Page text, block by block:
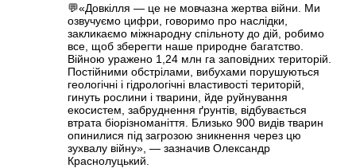
💬«Довкілля — це не мовчазна жертва війни. Ми
озвучуємо цифри, говоримо про наслідки,
закликаємо міжнародну спільноту до дій, робимо
все, щоб зберегти наше природне багатство.
Війною уражено 1,24 млн га заповідних територій.
Постійними обстрілами, вибухами порушуються
геологічні і гідрологічні властивості територій,
гинуть рослини і тварини, йде руйнування
екосистем, забруднення ґрунтів, відбувається
втрата біорізноманіття. Близько 900 видів тварин
опинилися під загрозою зникнення через цю
зухвалу війну», — зазначив Олександр
Краснолуцький.